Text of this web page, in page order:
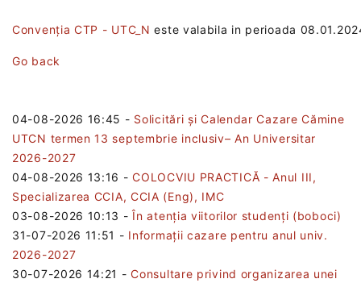
Convenția CTP - UTC_N este valabila in perioada
Go back
04-08-2026 16:45 - Solicitări și Calendar Cazare Cămine
UTCN termen 13 septembrie inclusiv– An Universitar
2026-2027
04-08-2026 13:16 -COLOCVIU PRACTICĂ - Anul III,
Specializarea CCIA, CCIA (Eng), IMC
03-08-2026 10:13 -În atenția viitorilor studenți (boboci)
31-07-2026 11:51 - Informații cazare pentru anul univ.
2026-2027
30-07-2026 14:21 -Consultare privind organizarea unei